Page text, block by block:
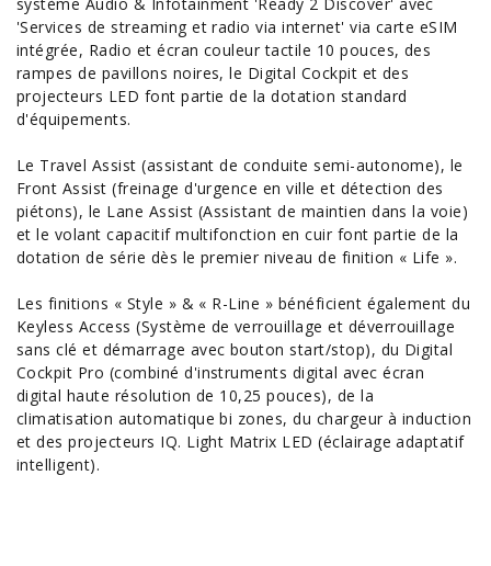
'Services de streaming et radio via internet' via carte eSIM
intégrée, Radio et écran couleur tactile 10 pouces, des
rampes de pavillons noires, le Digital Cockpit et des
projecteurs LED font partie de la dotation standard
d'équipements.
Le Travel Assist (assistant de conduite semi-autonome), le
Front Assist (freinage d'urgence en ville et détection des
piétons), le Lane Assist (Assistant de maintien dans la voie)
et le volant capacitif multifonction en cuir font partie de la
dotation de série dès le premier niveau de finition « Life ».
Les finitions « Style » & « R-Line » bénéficient également du
Keyless Access (Système de verrouillage et déverrouillage
sans clé et démarrage avec bouton start/stop), du Digital
Cockpit Pro (combiné d'instruments digital avec écran
digital haute résolution de 10,25 pouces), de la
climatisation automatique bi zones, du chargeur à induction
et des projecteurs IQ. Light Matrix LED (éclairage adaptatif
intelligent).